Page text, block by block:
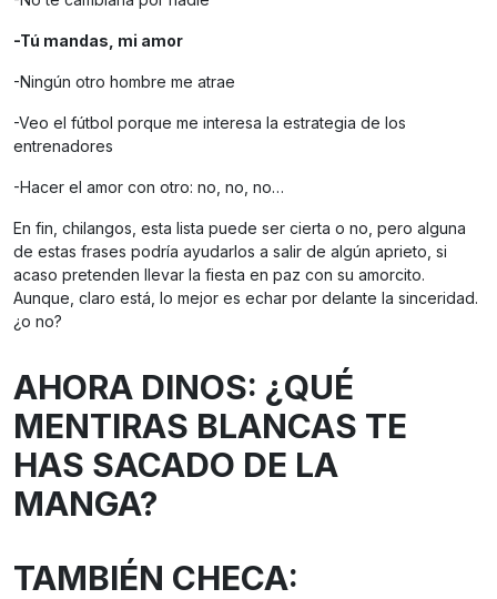
-Tú mandas, mi amor
-Ningún otro hombre me atrae
-Veo el fútbol porque me interesa la estrategia de los
entrenadores
-Hacer el amor con otro: no, no, no…
En fin, chilangos, esta lista puede ser cierta o no, pero alguna
de estas frases podría ayudarlos a salir de algún aprieto, si
acaso pretenden llevar la fiesta en paz con su amorcito.
Aunque, claro está, lo mejor es echar por delante la sinceridad.
¿o no?
AHORA DINOS: ¿QUÉ
MENTIRAS BLANCAS TE
HAS SACADO DE LA
MANGA?
TAMBIÉN CHECA: